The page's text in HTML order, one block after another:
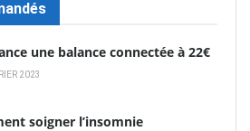
une balance connectée à 22€
2023
soigner l’insomnie